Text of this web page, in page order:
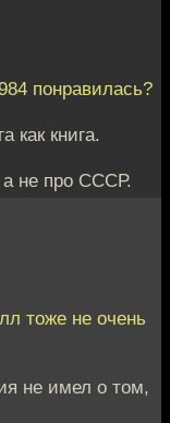
понравилась?
как книга.
не про СССР.
тоже не очень
не имел о том,